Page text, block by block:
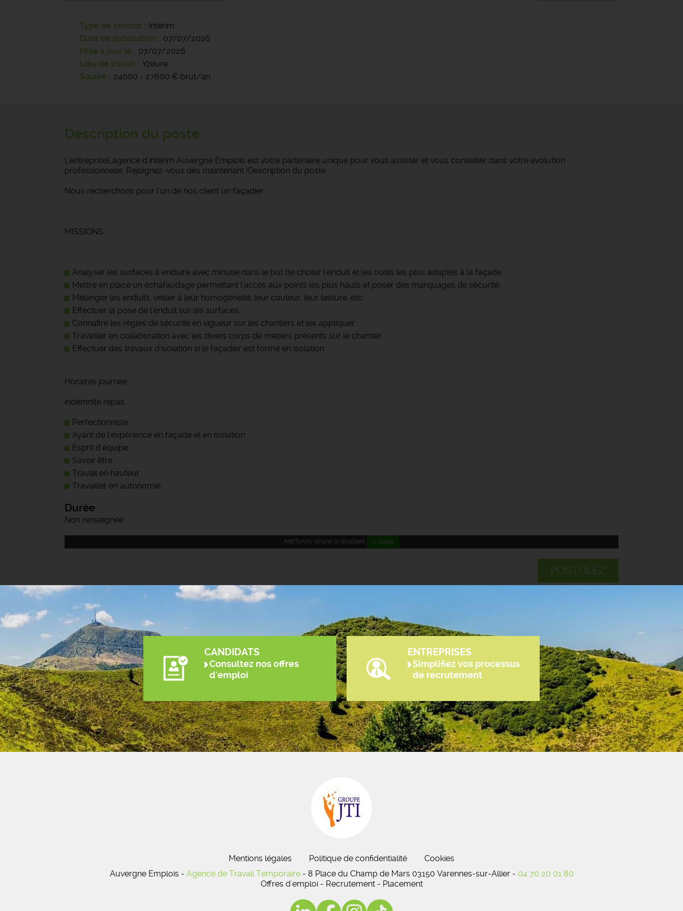
Type de contrat
Intérim
Date de publication
07/07/2026
Mise à jour le
07/07/2026
Lieu de travail
Yzeure
Salaire
24000 - 27600 € brut/an
Description du poste
L'entrepriseL'agence d'intérim Auvergne Emplois est votre partenaire unique pour vous assister et vous conseiller dans votre évolution
professionnelle. Rejoignez-vous dès maintenant !Description du poste
Nous recherchons pour l'un de nos client un façadier
MISSIONS :
Analyser les surfaces à enduire avec minutie dans le but de choisir l’enduit et les outils les plus adaptés à la façade.
Mettre en place un échafaudage permettant l’accès aux points les plus hauts et poser des marquages de sécurité.
Mélanger les enduits, veiller à leur homogénéité, leur couleur, leur texture, etc.
Effectuer la pose de l’enduit sur les surfaces.
Connaître les règles de sécurité en vigueur sur les chantiers et les appliquer.
Travailler en collaboration avec les divers corps de métiers présents sur le chantier.
Effectuer des travaux d’isolation si le façadier est formé en isolation.
Horaires journée
indemnité repas
Perfectionniste
Ayant de l'expérience en façade et en isolation
Esprit d'équipe
Savoir être
Travail en hauteur
Travailler en autonomie
Durée
Non renseignée
AddToAny (share) is disabled. ✓ Allow
POSTULEZ
CANDIDATS
Consultez nos offres
d'emploi
ENTREPRISES
Simplifiez vos processus
de recrutement
Mentions légales Politique de confidentialité
Cookies
Auvergne Emplois - Agence de Travail Temporaire- 8 Place du Champ de Mars 03150 Varennes-sur-Allier - 04 70 20 01 80
Offres d'emploi - Recrutement - Placement